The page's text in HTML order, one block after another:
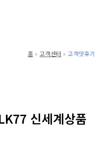
홈 고객센터 고객맛후기
신세계상품